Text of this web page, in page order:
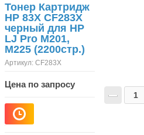
Тонер Картридж
HP 83X CF283X
черный для HP
LJ Pro M201,
M225 (2200стр.)
Артикул: CF283X
Цена по запросу
−